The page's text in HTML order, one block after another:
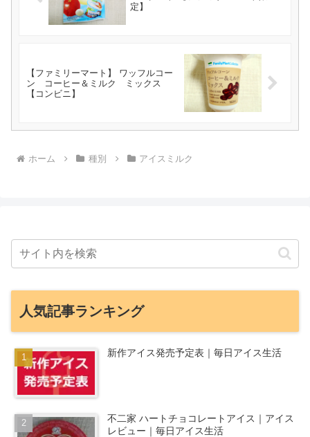
定】
【ファミリーマート】 ワッフルコー
ン コーヒー＆ミルク ミックス
【コンビニ】
ホーム 種別 アイスミルク
人気記事ランキング
新作アイス発売予定表｜毎日アイス生活
不二家 ハートチョコレートアイス｜アイス
レビュー｜毎日アイス生活